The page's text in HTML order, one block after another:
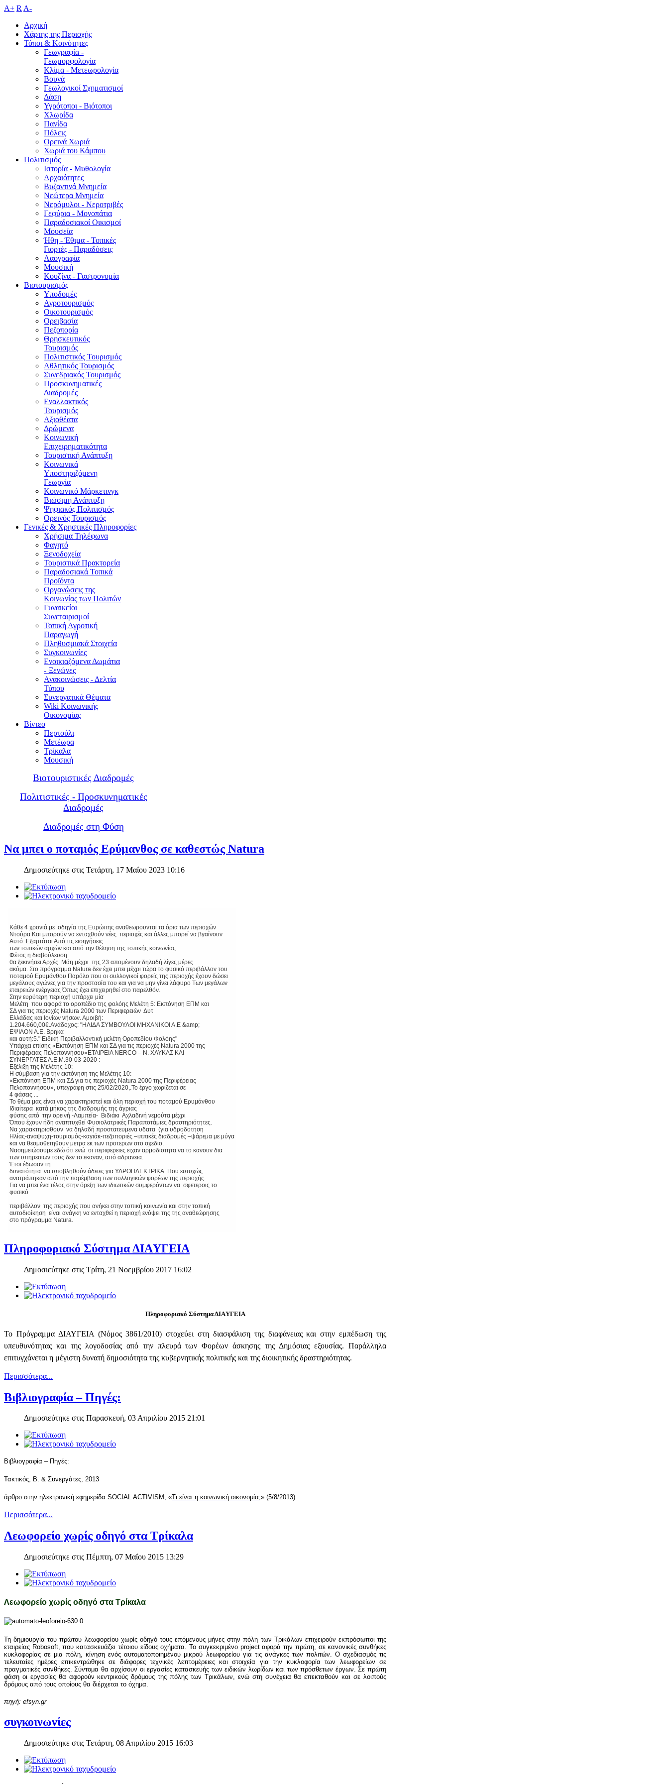
A+ R A-
Αρχική
Χάρτης της Περιοχής
Τόποι & Κοινότητες
Γεωγραφία -
Γεωμορφολογία
Κλίμα - Mετεωρολογία
Βουνά
Γεωλογικοί Σχηματισμοί
Δάση
Υγρότοποι - Βιότοποι
Χλωρίδα
Πανίδα
Πόλεις
Ορεινά Χωριά
Χωριά του Κάμπου
Πολιτισμός
Ιστορία - Μυθολογία
Αρχαιότητες
Βυζαντινά Μνημεία
Νεώτερα Μνημεία
Νερόμυλοι - Nεροτριβές
Γεφύρια - Μονοπάτια
Παραδοσιακοί Οικισμοί
Μουσεία
Ήθη - Έθιμα - Τοπικές
Γιορτές - Παραδόσεις
Λαογραφία
Μουσική
Κουζίνα - Γαστρονομία
Βιοτουρισμός
Υποδομές
Αγροτουρισμός
Οικοτουρισμός
Ορειβασία
Πεζοπορία
Θρησκευτικός
Τουρισμός
Πολιτιστικός Τουρισμός
Αθλητικός Τουρισμός
Συνεδριακός Τουρισμός
Προσκυνηματικές
Διαδρομές
Εναλλακτικός
Τουρισμός
Αξιοθέατα
Δρώμενα
Κοινωνική
Επιχειρηματικότητα
Τουριστική Ανάπτυξη
Κοινωνικά
Υποστηριζόμενη
Γεωργία
Κοινωνικό Μάρκετινγκ
Βιώσιμη Ανάπτυξη
Ψηφιακός Πολιτισμός
Ορεινός Τουρισμός
Γενικές & Χρηστικές Πληροφορίες
Χρήσιμα Τηλέφωνα
Φαγητό
Ξενοδοχεία
Τουριστικά Πρακτορεία
Παραδοσιακά Τοπικά
Προϊόντα
Οργανώσεις της
Κοινωνίας των Πολιτών
Γυναικείοι
Συνεταιρισμοί
Τοπική Αγροτική
Παραγωγή
Πληθυσμιακά Στοιχεία
Συγκοινωνίες
Ενοικιαζόμενα Δωμάτια
- Ξενώνες
Ανακοινώσεις - Δελτία
Τύπου
Συνεργατικά Θέματα
Wiki Κοινωνικής
Οικονομίας
Βίντεο
Περτούλι
Μετέωρα
Τρίκαλα
Μουσική
Βιοτουριστικές Διαδρομές
Πολιτιστικές - Προσκυνηματικές
Διαδρομές
Διαδρομές στη Φύση
Να μπει ο ποταμός Ερύμανθος σε καθεστώς Natura
Δημοσιεύτηκε στις Τετάρτη, 17 Μαΐου 2023 10:16
Κάθε 4 χρονιά με οδηγία της Ευρώπης αναθεωρουνται τα όρια των περιοχών
Ντούρα Και μπορούν να ενταχθούν νέες περιοχές και άλλες μπορεί να βγαίνουν
Αυτό Εξαρτάται Από τις εισηγήσεις
των τοπικών αρχών και από την θέληση της τοπικής κοινωνίας.
Φέτος η διαβούλευση
θα ξεκινήσει Αρχές Μάη μέχρι της 23 απομένουν δηλαδή λίγες μέρες
ακόμα. Στο πρόγραμμα Natura δεν έχει μπει μέχρι τώρα το φυσικό περιβάλλον του
ποταμού Ερυμάνθου Παρόλο που οι συλλογικοί φορείς της περιοχής έχουν δώσει
μεγάλους αγώνες για την προστασία του και για να μην γίνει λάφυρο Των μεγάλων
εταιρειών ενέργειας Όπως έχει επιχειρηθεί στο παρελθόν.
Στην ευρύτερη περιοχή υπάρχει μία
Μελέτη που αφορά το οροπέδιο της φολόης Μελέτη 5: Εκπόνηση ΕΠΜ και
ΣΔ για τις περιοχές Natura 2000 των Περιφερειών Δυτ
Ελλάδας και Ιονίων νήσων. Αμοιβή:
1.204.660,00€.Ανάδοχος: "ΗΛΙΔΑ ΣΥΜΒΟΥΛΟΙ ΜΗΧΑΝΙΚΟΙ Α.Ε &amp;
ΕΨΙΛΟΝ Α.Ε. Βρηκα
και αυτή:5." Ειδική Περιβαλλοντική μελέτη Οροπεδίου Φολόης"
Υπάρχει επίσης «Εκπόνηση ΕΠΜ και ΣΔ για τις περιοχές Natura 2000 της
Περιφέρειας Πελοποννήσου»ΕΤΑΙΡΕΙΑ NERCO – Ν. ΧΛΥΚΑΣ ΚΑΙ
ΣΥΝΕΡΓΑΤΕΣ Α.Ε.Μ.30-03-2020 :
Εξέλιξη της Μελέτης 10:
Η σύμβαση για την εκπόνηση της Μελέτης 10:
«Εκπόνηση ΕΠΜ και ΣΔ για τις περιοχές Natura 2000 της Περιφέρειας
Πελοποννήσου», υπεγράφη στις 25/02/2020,.Το έργο χωρίζεται σε
4 φάσεις ...
Το θέμα μας είναι να χαρακτηριστεί και όλη περιοχή του ποταμού Ερυμάνθου
Ιδιαίτερα κατά μήκος της διαδρομής της άγριας
φύσης από την ορεινή -Λαμπεία- Βιδιάκι Αχλαδινή νεμούτα μέχρι
Όπου έχουν ήδη αναπτυχθεί Φυσιολατρικές Παραποτάμιες δραστηριότητες.
Να χαρακτηρισθουν να δηλαδή προστατευμενα υδατα (για υδροδοτηση
Ηλίας-αναψυχη-τουρισμός-καγιάκ-πεζοποριές –ιππικές διαδρομές –ψάρεμα με μύγα
και να θεσμοθετηθουν μετρα εκ των προτερων στο σχεδιο.
Νασημειώσουμε εδώ ότι ενώ οι περιφερειες ειχαν αρμοδιοτητα να το κανουν δια
των υπηρεσιων τους δεν το εκαναν, από αδρανεια.
Έτσι έδωσαν τη
δυνατότητα να υποβληθούν άδειες για ΥΔΡΟΗΛΕΚΤΡΙΚΑ Που ευτυχώς
ανατράπηκαν από την παρέμβαση των συλλογικών φορέων της περιοχής.
Για να μπει ένα τέλος στην όρεξη των ιδιωτικών συμφερόντων να σφετεροις το
φυσικό
περιβάλλον της περιοχής που ανήκει στην τοπική κοινωνία και στην τοπική
αυτοδιοίκηση είναι ανάγκη να ενταχθεί η περιοχή ενόψει της της αναθεώρησης
στο πρόγραμμα Natura.
Πληροφοριακό Σύστημα ΔΙAΥΓΕΙΑ
Δημοσιεύτηκε στις Τρίτη, 21 Νοεμβρίου 2017 16:02
Πληροφοριακό Σύστημα ΔΙAΥΓΕΙΑ
Το Πρόγραμμα ΔΙΑΥΓΕΙΑ (Νόμος 3861/2010) στοχεύει στη διασφάλιση της διαφάνειας και στην εμπέδωση της
υπευθυνότητας και της λογοδοσίας από την πλευρά των Φορέων άσκησης της Δημόσιας εξουσίας. Παράλληλα
επιτυγχάνεται η μέγιστη δυνατή δημοσιότητα της κυβερνητικής πολιτικής και της διοικητικής δραστηριότητας.
Περισσότερα...
Βιβλιογραφία – Πηγές:
Δημοσιεύτηκε στις Παρασκευή, 03 Απριλίου 2015 21:01
Βιβλιογραφία – Πηγές:
Τακτικός, Β. & Συνεργάτες, 2013
άρθρο στην ηλεκτρονική εφημερίδα SOCIAL ACTIVISM, «Τι είναι η κοινωνική οικονομία;» (5/8/2013)
Περισσότερα...
Λεωφορείο χωρίς οδηγό στα Τρίκαλα
Δημοσιεύτηκε στις Πέμπτη, 07 Μαΐου 2015 13:29
Λεωφορείο χωρίς οδηγό στα Τρίκαλα
Τη δημιουργία του πρώτου λεωφορείου χωρίς οδηγό τους επόμενους μήνες στην πόλη των Τρικάλων επιχειρούν εκπρόσωποι της
εταιρείας Robosoft, που κατασκευάζει τέτοιου είδους οχήματα. Το συγκεκριμένο project αφορά την πρώτη, σε κανονικές συνθήκες
κυκλοφορίας σε μια πόλη, κίνηση ενός αυτοματοποιημένου μικρού λεωφορείου για τις ανάγκες των πολιτών. Ο σχεδιασμός τις
τελευταίες ημέρες επικεντρώθηκε σε διάφορες τεχνικές λεπτομέρειες και στοιχεία για την κυκλοφορία των λεωφορείων σε
πραγματικές συνθήκες. Σύντομα θα αρχίσουν οι εργασίες κατασκευής των ειδικών λωρίδων και των πρόσθετων έργων. Σε πρώτη
φάση οι εργασίες θα αφορούν κεντρικούς δρόμους της πόλης των Τρικάλων, ενώ στη συνέχεια θα επεκταθούν και σε λοιπούς
δρόμους από τους οποίους θα διέρχεται το όχημα.
πηγή: efsyn.gr
συγκοινωνίες
Δημοσιεύτηκε στις Τετάρτη, 08 Απριλίου 2015 16:03